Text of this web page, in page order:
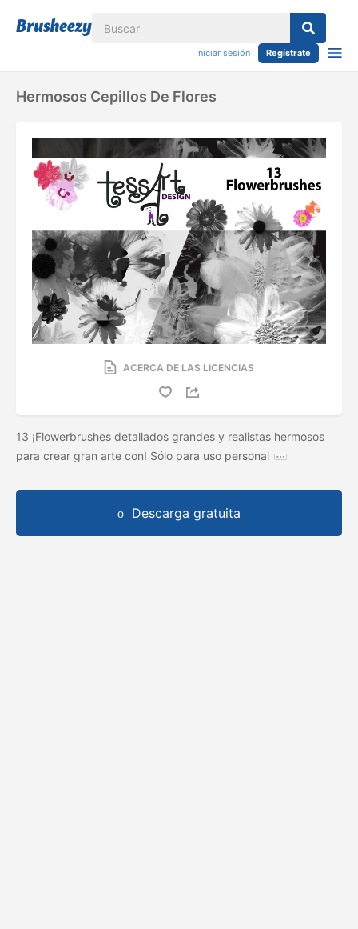
Iniciar sesión Regístrate
Hermosos Cepillos De Flores
ACERCA DE LAS LICENCIAS
13 ¡Flowerbrushes detallados grandes y realistas hermosos
para crear gran arte con! Sólo para uso personal
Descarga gratuita